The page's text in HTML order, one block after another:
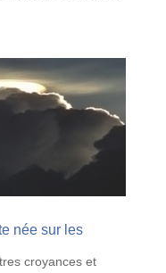
née sur les
croyances et